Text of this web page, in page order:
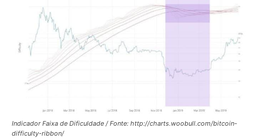
Indicador Faixa de Dificuldade / Fonte: http://charts.woobull.com/bitcoin-
difficulty-ribbon/